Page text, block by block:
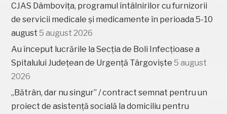
CJAS Dâmbovița, programul întâlnirilor cu furnizorii
de servicii medicale și medicamente în perioada 5-10
august 5 august 2026
Au început lucrările la Secția de Boli Infecțioase a
Spitalului Județean de Urgență Târgoviște 5 august
2026
„Bătrân, dar nu singur” / contract semnat pentru un
proiect de asistență socială la domiciliu pentru